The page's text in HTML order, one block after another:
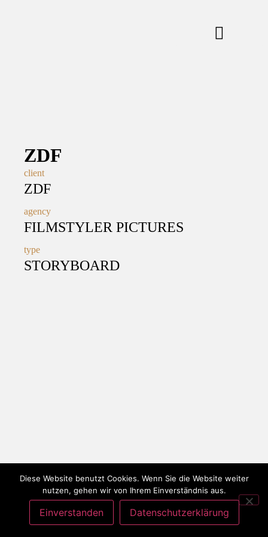
ZDF
client
ZDF
agency
FILMSTYLER PICTURES
type
STORYBOARD
Diese Website benutzt Cookies. Wenn Sie die Website weiter
nutzen, gehen wir von Ihrem Einverständnis aus.
Einverstanden Datenschutzerklärung